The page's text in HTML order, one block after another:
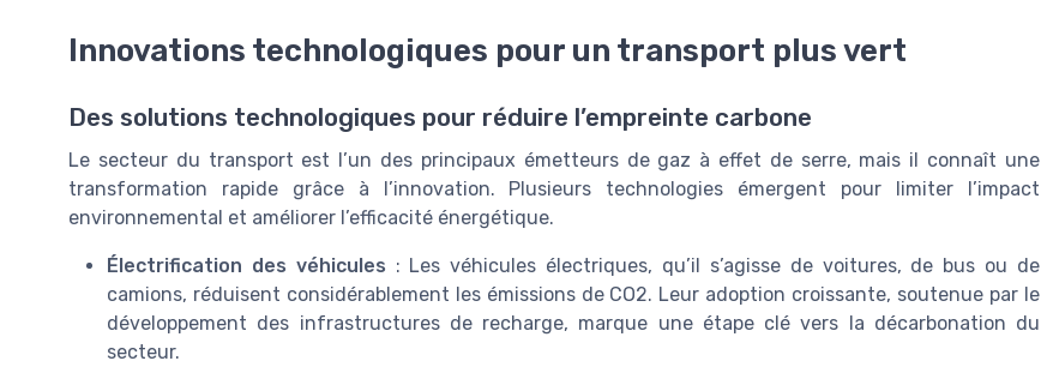
Innovations technologiques pour un transport plus vert
Des solutions technologiques pour réduire l’empreinte carbone
Le secteur du transport est l’un des principaux émetteurs de gaz à effet de serre, mais il connaît une
transformation rapide grâce à l’innovation. Plusieurs technologies émergent pour limiter l’impact
environnemental et améliorer l’efficacité énergétique.
Électrification des véhicules : Les véhicules électriques, qu’il s’agisse de voitures, de bus ou de
camions, réduisent considérablement les émissions de CO2. Leur adoption croissante, soutenue par le
développement des infrastructures de recharge, marque une étape clé vers la décarbonation du
secteur.